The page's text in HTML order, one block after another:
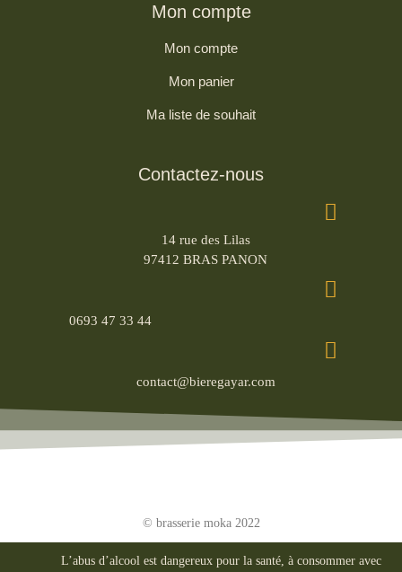
Mon compte
Mon compte
Mon panier
Ma liste de souhait
Contactez-nous
14 rue des Lilas
97412 BRAS PANON
0693 47 33 44
contact@bieregayar.com
© brasserie moka 2022
L’abus d’alcool est dangereux pour la santé, à consommer avec